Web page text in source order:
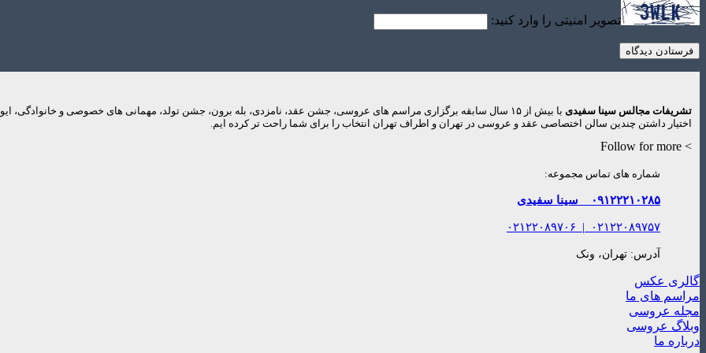
تصویر امنیتی را وارد کنید:
تشریفات مجالس سینا سفیدی
با بیش از ۱۵ سال سابقه برگزاری مراسم های عروسی، جشن عقد، نامزدی، بله برون، جشن تولد، مهمانی های خصوصی و
اختیار داشتن چندین سالن اختصاصی عقد و عروسی در تهران و اطراف تهران انتخاب را برای شما راحت تر کرده ایم.
> Follow for more
شماره های تماس مجموعه:
۰۹۱۲۲۲۱۰۲۸۵ سینا سفیدی
۰۲۱۲۲۰۸۹۷۵۷ | ۰۲۱۲۲۰۸۹۷۰۶
آدرس: تهران، ونک
گالری عکس
مراسم های ما
مجله عروسی
وبلاگ عروسی
درباره ما